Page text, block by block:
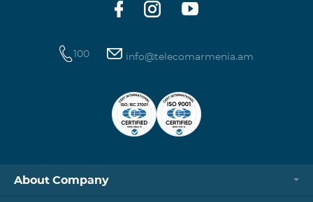
100 info@telecomarmenia.am
About Company